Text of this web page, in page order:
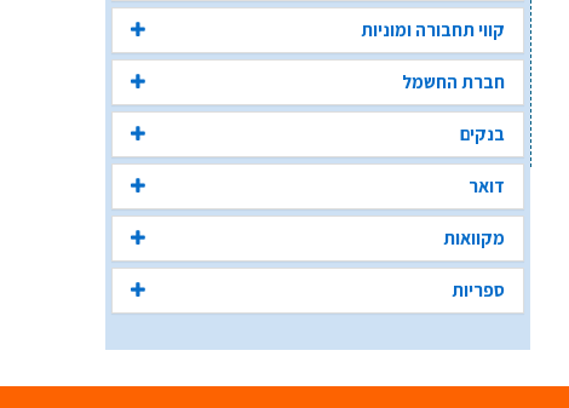
קווי תחבורה ומוניות
חברת החשמל
בנקים
דואר
מקוואות
ספריות